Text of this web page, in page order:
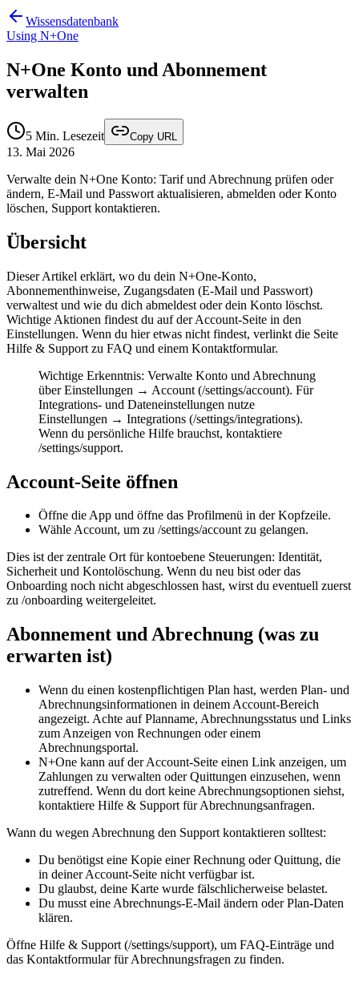
Wissensdatenbank
Using N+One
N+One Konto und Abonnement
verwalten
5 Min. Lesezeit Copy URL
13. Mai 2026
Verwalte dein N+One Konto: Tarif und Abrechnung prüfen oder
ändern, E‑Mail und Passwort aktualisieren, abmelden oder Konto
löschen, Support kontaktieren.
Übersicht
Dieser Artikel erklärt, wo du dein N+One-Konto,
Abonnementhinweise, Zugangsdaten (E‑Mail und Passwort)
verwaltest und wie du dich abmeldest oder dein Konto löschst.
Wichtige Aktionen findest du auf der Account-Seite in den
Einstellungen. Wenn du hier etwas nicht findest, verlinkt die Seite
Hilfe & Support zu FAQ und einem Kontaktformular.
Wichtige Erkenntnis: Verwalte Konto und Abrechnung
über Einstellungen → Account (/settings/account). Für
Integrations- und Dateneinstellungen nutze
Einstellungen → Integrations (/settings/integrations).
Wenn du persönliche Hilfe brauchst, kontaktiere
/settings/support.
Account-Seite öffnen
Öffne die App und öffne das Profilmenü in der Kopfzeile.
Wähle Account, um zu /settings/account zu gelangen.
Dies ist der zentrale Ort für kontoebene Steuerungen: Identität,
Sicherheit und Kontolöschung. Wenn du neu bist oder das
Onboarding noch nicht abgeschlossen hast, wirst du eventuell zuerst
zu /onboarding weitergeleitet.
Abonnement und Abrechnung (was zu
erwarten ist)
Wenn du einen kostenpflichtigen Plan hast, werden Plan- und
Abrechnungsinformationen in deinem Account-Bereich
angezeigt. Achte auf Planname, Abrechnungsstatus und Links
zum Anzeigen von Rechnungen oder einem
Abrechnungsportal.
N+One kann auf der Account-Seite einen Link anzeigen, um
Zahlungen zu verwalten oder Quittungen einzusehen, wenn
zutreffend. Wenn du dort keine Abrechnungsoptionen siehst,
kontaktiere Hilfe & Support für Abrechnungsanfragen.
Wann du wegen Abrechnung den Support kontaktieren solltest:
Du benötigst eine Kopie einer Rechnung oder Quittung, die
in deiner Account-Seite nicht verfügbar ist.
Du glaubst, deine Karte wurde fälschlicherweise belastet.
Du musst eine Abrechnungs-E‑Mail ändern oder Plan-Daten
klären.
Öffne Hilfe & Support (/settings/support), um FAQ-Einträge und
das Kontaktformular für Abrechnungsfragen zu finden.